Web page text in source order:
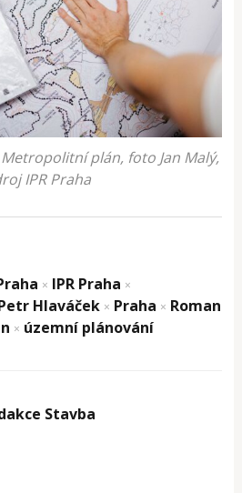
plán, foto Jan Malý,
IPR Praha
× IPR Praha ×
Hlaváček × Praha × Roman
× územní plánování
Stavba